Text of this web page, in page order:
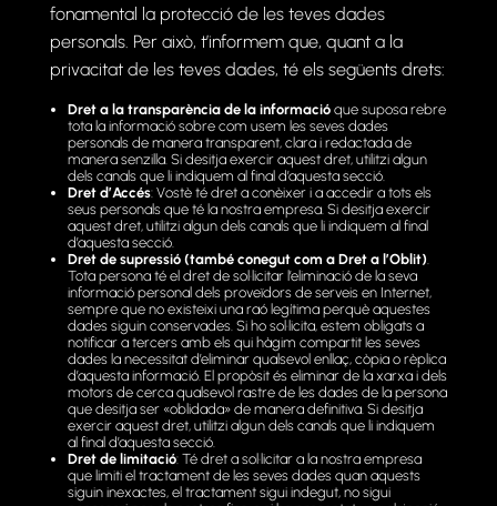
fonamental la protecció de les teves dades
personals. Per això, t’informem que, quant a la
privacitat de les teves dades, té els següents drets:
Dret a la transparència de la informacióque suposa rebre
tota la informació sobre com usem les seves dades
personals de manera transparent, clara i redactada de
manera senzilla. Si desitja exercir aquest dret, utilitzi algun
dels canals que li indiquem al final d’aquesta secció.
Dret d’Accés: Vostè té dret a conèixer i a accedir a tots els
seus personals que té la nostra empresa. Si desitja exercir
aquest dret, utilitzi algun dels canals que li indiquem al final
d’aquesta secció.
Dret de supressió (també conegut com a Dret a l’Oblit).
Tota persona té el dret de sol·licitar l’eliminació de la seva
informació personal dels proveïdors de serveis en Internet,
sempre que no existeixi una raó legítima perquè aquestes
dades siguin conservades. Si ho sol·licita, estem obligats a
notificar a tercers amb els qui hàgim compartit les seves
dades la necessitat d’eliminar qualsevol enllaç, còpia o rèplica
d’aquesta informació. El propòsit és eliminar de la xarxa i dels
motors de cerca qualsevol rastre de les dades de la persona
que desitja ser «oblidada» de manera definitiva. Si desitja
exercir aquest dret, utilitzi algun dels canals que li indiquem
al final d’aquesta secció.
Dret de limitació: Té dret a sol·licitar a la nostra empresa
que limiti el tractament de les seves dades quan aquests
siguin inexactes, el tractament sigui indegut, no sigui